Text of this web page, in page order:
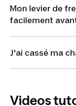
Mon levier de
facilement
J'ai cassé ma
Videos